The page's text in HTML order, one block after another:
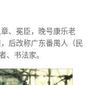
章、冕臣，晚号康乐老
后改称广东番禺人（民
、书法家。